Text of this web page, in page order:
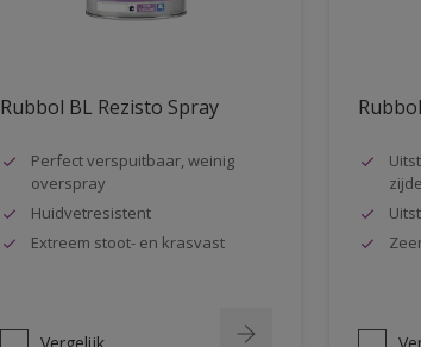
Rubbol BL Rezisto Spray
Perfect verspuitbaar, weinig
overspray
Huidvetresistent
Extreem stoot- en krasvast